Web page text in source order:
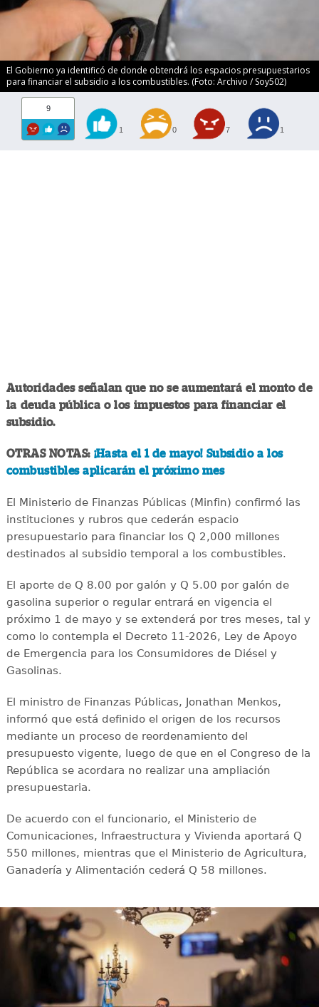
El Gobierno ya identificó de donde obtendrá los espacios presupuestarios
para financiar el subsidio a los combustibles. (Foto: Archivo / Soy502)
9
1 0 7 1
Autoridades señalan que no se aumentará el monto de
la deuda pública o los impuestos para financiar el
subsidio.
OTRAS NOTAS: ¡Hasta el 1 de mayo! Subsidio a los
combustibles aplicarán el próximo mes
El Ministerio de Finanzas Públicas (Minfin) confirmó las
instituciones y rubros que cederán espacio
presupuestario para financiar los Q 2,000 millones
destinados al subsidio temporal a los combustibles.
El aporte de Q 8.00 por galón y Q 5.00 por galón de
gasolina superior o regular entrará en vigencia el
próximo 1 de mayo y se extenderá por tres meses, tal y
como lo contempla el Decreto 11-2026, Ley de Apoyo
de Emergencia para los Consumidores de Diésel y
Gasolinas.
El ministro de Finanzas Públicas, Jonathan Menkos,
informó que está definido el origen de los recursos
mediante un proceso de reordenamiento del
presupuesto vigente, luego de que en el Congreso de la
República se acordara no realizar una ampliación
presupuestaria.
De acuerdo con el funcionario, el Ministerio de
Comunicaciones, Infraestructura y Vivienda aportará Q
550 millones, mientras que el Ministerio de Agricultura,
Ganadería y Alimentación cederá Q 58 millones.